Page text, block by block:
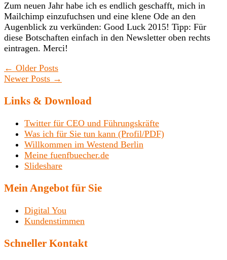
Zum neuen Jahr habe ich es endlich geschafft, mich in
Mailchimp einzufuchsen und eine klene Ode an den
Augenblick zu verkünden: Good Luck 2015! Tipp: Für
diese Botschaften einfach in den Newsletter oben rechts
eintragen. Merci!
← Older Posts
Newer Posts →
Links & Download
Twitter für CEO und Führungskräfte
Was ich für Sie tun kann (Profil/PDF)
Willkommen im Westend Berlin
Meine fuenfbuecher.de
Slideshare
Mein Angebot für Sie
Digital You
Kundenstimmen
Schneller Kontakt